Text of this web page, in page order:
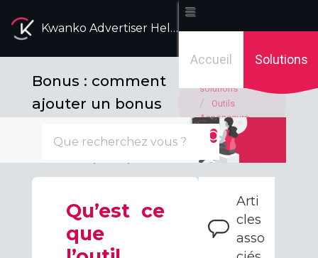
Kwanko Advertiser Help Desk
Accueil Solutions
Bonus : comment
ajouter un bonus
solutions
Outils
Annonceurs
Outils
Qu’est ce
que
Arti
cles
asso